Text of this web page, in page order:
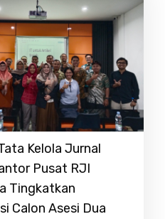
Kelola Jurnal
Pusat RJI
Tingkatkan
Calon Asesi Dua